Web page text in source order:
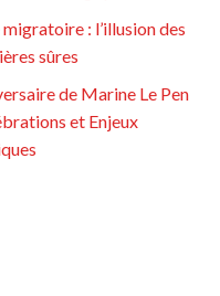
: l’illusion des
sûres
de Marine Le Pen
et Enjeux